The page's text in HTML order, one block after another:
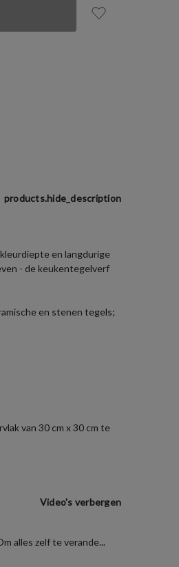
products.hide_description
en langdurige
- de keukentegelverf
en stenen tegels;
van 30 cm x 30 cm te
Video's verbergen
alles zelf te verande...